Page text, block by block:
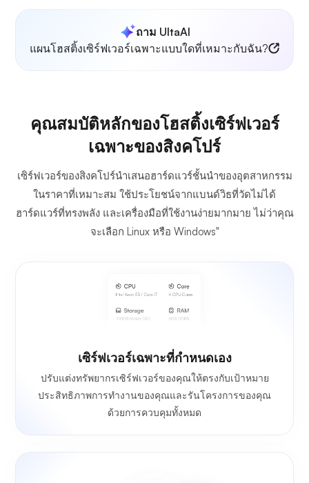
ถาม UltaAI
แผนโฮสติ้งเซิร์ฟเวอร์เฉพาะแบบใดที่เหมาะกับฉัน?
คุณสมบัติหลักของโฮสติ้งเซิร์ฟเวอร์
เฉพาะของสิงคโปร์
เซิร์ฟเวอร์ของสิงคโปร์นำเสนอฮาร์ดแวร์ชั้นนำของอุตสาหกรรม
ในราคาที่เหมาะสม ใช้ประโยชน์จากแบนด์วิธที่วัดไม่ได้
ฮาร์ดแวร์ที่ทรงพลัง และเครื่องมือที่ใช้งานง่ายมากมาย ไม่ว่าคุณ
จะเลือก Linux หรือ Windows"
เซิร์ฟเวอร์เฉพาะที่กำหนดเอง
ปรับแต่งทรัพยากรเซิร์ฟเวอร์ของคุณให้ตรงกับเป้าหมาย
ประสิทธิภาพการทำงานของคุณและรันโครงการของคุณ
ด้วยการควบคุมทั้งหมด